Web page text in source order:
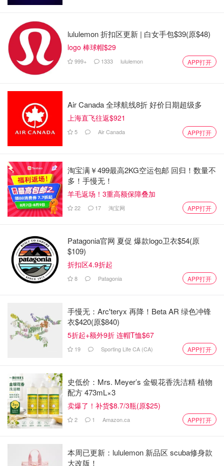
的我。”
受害者的律师杰夫-奥伦斯坦（Jeff Orenstein）说，CEGEP
应承担损害赔偿责任，因为他是在校内工作。
Debbie Cribb 在一封电子邮件中写道：“学院非常重视此类
事件，并希望确保我们社区的所有成员都能感受到安全，并
成为一个没有性暴力和任何形式骚扰的环境的一部分。”
“2021年，当我们得知当时发生了一起涉嫌侵犯的事件时，
学院性侵犯资源小组（SART）迅速采取行动，为当事学生
提供支持。学生指认的袭击责任人是西蒙特利尔再适应中心
(WMRC) 的现场教育工作者。他并非受雇于学院。SART 小
组对该学生的快速反应和支持不仅使她得到了照顾，还立即
解除了 WMRC 雇员的职务"。
负责监管该康复中心的当地卫生局（CIUSSS de l'Ouest-
de-l'Île-de-Montréal ）拒绝就这起民事诉讼发表评论。
四兄弟性侵亲妹长达4年，直到被揭发
才停止侵犯！法官暴怒判重罚，直接
送监狱！
印度遭奸杀女医生案新内幕曝光！揭
露医院黑幕，遭遇职场霸凌！凶手被
判终身监禁！
多伦多全城通缉！印度裔"色魔"在大学
旁连环性侵！专挑年轻19岁女孩下
手！
lululemon 折扣区更新 | 白女手包$39(原$48)
logo 棒球帽$29
999+ 1333 lululemon APP打开
Air Canada 全球航线8折 好价日期超级多
上海直飞往返$921
5 Air Canada APP打开
淘宝满￥499最高2KG空运包邮 回归！数量不
多！手慢无！
羊毛返场！3重高额保障叠加
22 17 淘宝网 APP打开
Patagonia官网 夏促 爆款logo卫衣$54(原
$109)
折扣区4.9折起
8 Patagonia APP打开
手慢无：Arc'teryx 再降！Beta AR 绿色冲锋
衣$420(原$840)
5折起+额外9折 连帽T恤$67
19 Sporting Life CA (CA) APP打开
史低价：Mrs. Meyer’s 金银花香洗洁精 植物
配方 473mL×3
卖爆了！补货$8.7/3瓶(原$25)
2 1 Amazon.ca APP打开
本周已更新：lululemon 新品区 scuba修身款
大改版！